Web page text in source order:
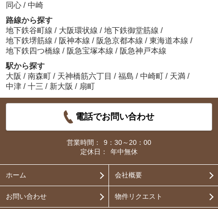
同心 / 中崎
路線から探す
地下鉄谷町線 / 大阪環状線 / 地下鉄御堂筋線 /
地下鉄堺筋線 / 阪神本線 / 阪急京都本線 / 東海道本線 /
地下鉄四つ橋線 / 阪急宝塚本線 / 阪急神戸本線
駅から探す
大阪 / 南森町 / 天神橋筋六丁目 / 福島 / 中崎町 / 天満 /
中津 / 十三 / 新大阪 / 扇町
電話でお問い合わせ
営業時間：
9：30～20：00
定休日：
年中無休
ホーム 会社概要
お問い合わせ 物件リクエスト